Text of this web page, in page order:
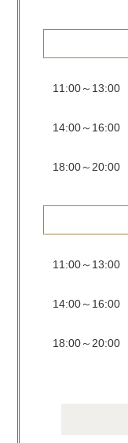
11:00～13:00
14:00～16:00
18:00～20:00
11:00～13:00
14:00～16:00
18:00～20:00